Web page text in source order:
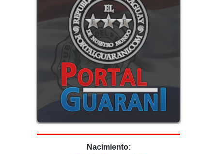
Nacimiento: